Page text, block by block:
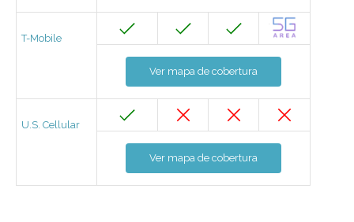
T-Mobile
Ver mapa de cobertura
U.S. Cellular
Ver mapa de cobertura